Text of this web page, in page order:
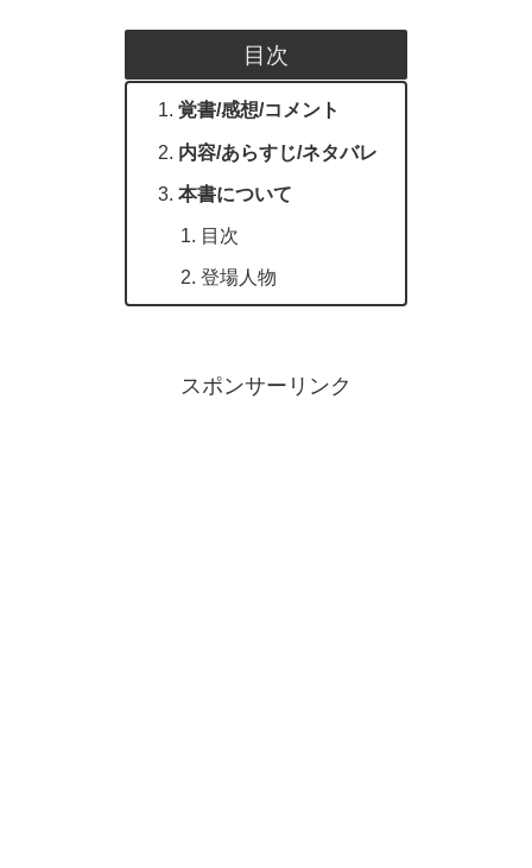
目次
覚書/感想/コメント
内容/あらすじ/ネタバレ
本書について
目次
登場人物
スポンサーリンク